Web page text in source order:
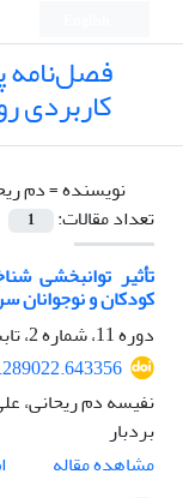
کاربردی
نویسنده =دم
تعداد مقالات:
1
تأثیر توانبخشی
کودکان و نوجوانان
دوره 11، شماره 2، تابستان 1399، صفحه
نفیسه دم ریحانی،
بردبار
مشاهده مقاله